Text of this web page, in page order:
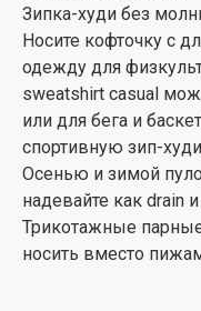
Зипка-худи без
Носите кофточку с
одежду для
sweatshirt casual
или для бега и
спортивную зип-
Осенью и зимой
надевайте как drain
Трикотажные
носить вместо